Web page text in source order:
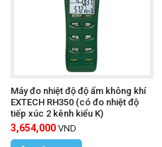
Máy đo nhiệt độ độ ẩm không khí
EXTECH RH350 (có đo nhiệt độ
tiếp xúc 2 kênh kiểu K)
3,654,000 VND